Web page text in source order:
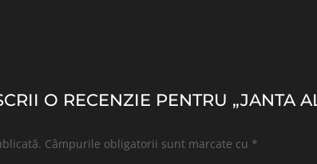
O RECENZIE PENTRU „JANTA
Câmpurile obligatorii sunt marcate cu *